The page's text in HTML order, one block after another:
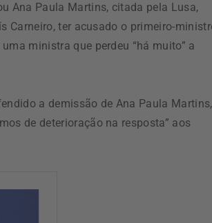
Ana Paula Martins, citada pela Lusa,
Carneiro, ter acusado o primeiro-
ministra que perdeu “há muito” a
a demissão de Ana Paula Martins,
de deterioração na resposta” aos